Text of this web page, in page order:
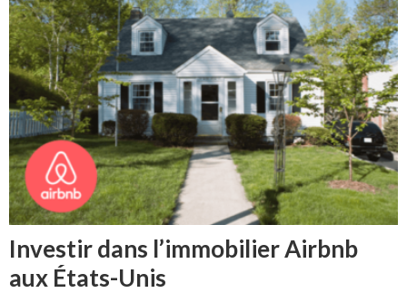
Investir dans l’immobilier Airbnb
aux États-Unis